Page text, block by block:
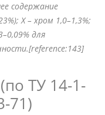
содержание
Х – хром 1,0–1,3%;
для
ТУ 14-1-
71)